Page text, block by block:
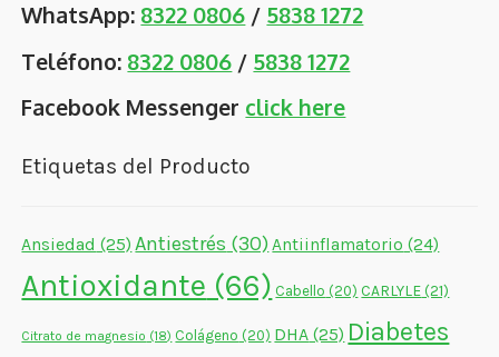
WhatsApp: 8322 0806 / 5838 1272
Teléfono: 8322 0806 / 5838 1272
Facebook Messenger click here
Etiquetas del Producto
Ansiedad (25) Antiestrés (30)Antiinflamatorio (24)
Antioxidante (66) Cabello (20) CARLYLE(21)
Citrato de magnesio (18) Colágeno (20) DHA (25) Diabetes